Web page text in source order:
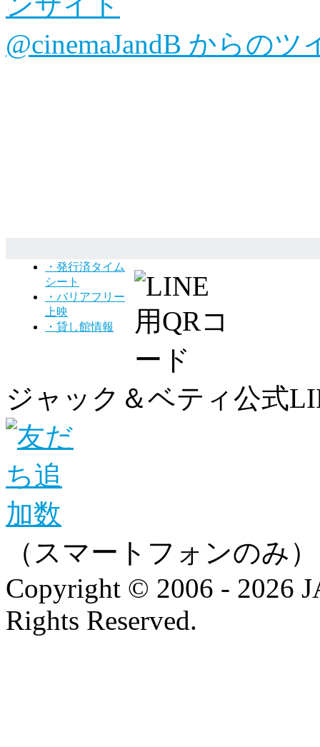
@cinemaJandB からのツ
・発行済タイム
シート
・バリアフリー
上映
・貸し館情報
ジャック＆ベティ公式
（スマートフォンのみ）
Copyright © 2006 - 2026
Rights Reserved.